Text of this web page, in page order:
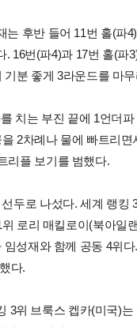
후반 들어 11번 홀(파
16번(파4)과 17번 홀(
분 좋게 3라운드를 마
치는 부진 끝에 1언더
2차례나 물에 빠트리
리플 보기를 범했다.
두로 나섰다. 세계 랭
로리 매킬로이(북아일
성재와 함께 공동 4위
다.
3위 브룩스 켑카(미국)